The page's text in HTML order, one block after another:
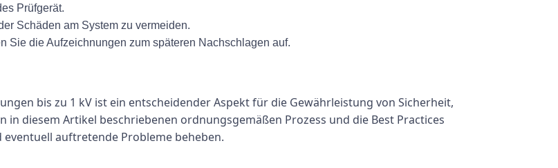
Prüfgerät.
Schäden am System zu vermeiden.
Sie die Aufzeichnungen zum späteren Nachschlagen auf.
bis zu 1 kV ist ein entscheidender Aspekt für die Gewährleistung von Sicherheit,
in diesem Artikel beschriebenen ordnungsgemäßen Prozess und die Best Practices
auftretende Probleme beheben.